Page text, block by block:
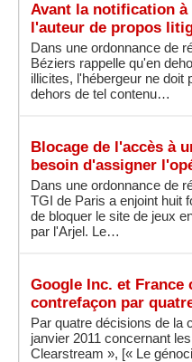
Avant la notification
l'auteur de propos
Dans une ordonnance de
Béziers rappelle qu'en
illicites, l'hébergeur ne doit
dehors de tel contenu…
Blocage de l'accès à
besoin d'assigner
Dans une ordonnance de
TGI de Paris a enjoint huit
de bloquer le site de jeux
par l'Arjel. Le…
Google Inc. et France
contrefaçon par
Par quatre décisions de la
janvier 2011 concernant
Clearstream », [« Le